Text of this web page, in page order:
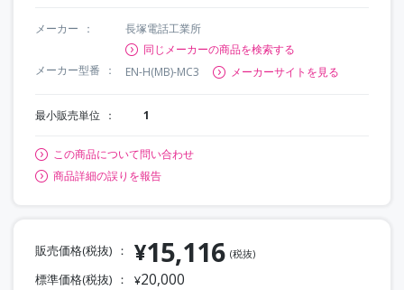
メーカー
長塚電話工業所
同じメーカーの商品を検索する
メーカー型番
EN-H(MB)-MC3 メーカーサイトを見る
最小販売単位 1
この商品について問い合わせ
商品詳細の誤りを報告
販売価格(税抜) ¥15,116 (税抜)
標準価格(税抜) ¥20,000